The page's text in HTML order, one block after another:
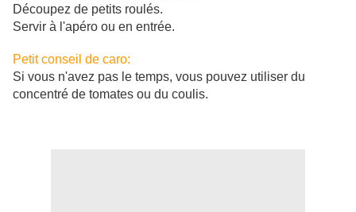
Découpez de petits roulés.
Servir à l'apéro ou en entrée.
Petit conseil de caro:
Si vous n'avez pas le temps, vous pouvez utiliser du
concentré de tomates ou du coulis.